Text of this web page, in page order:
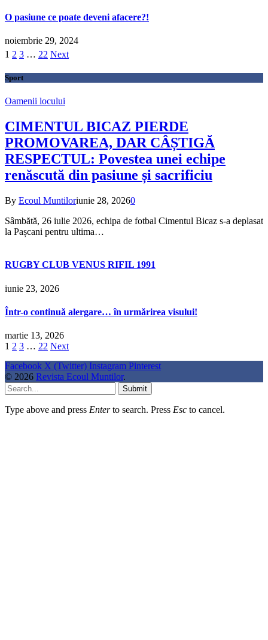
O pasiune ce poate deveni afacere?!
noiembrie 29, 2024
1 2 3 … 22 Next
Sport
Oamenii locului
CIMENTUL BICAZ PIERDE
PROMOVAREA, DAR CÂȘTIGĂ
RESPECTUL: Povestea unei echipe
renăscută din pasiune și sacrificiu
By Ecoul Muntiloriunie 28, 20260
Sâmbătă, 26 iulie 2026, echipa de fotbal Cimentul Bicaz s-a deplasat
la Pașcani pentru ultima…
RUGBY CLUB VENUS RIFIL 1991
iunie 23, 2026
Într-o continuă alergare… în urmărirea visului!
martie 13, 2026
1 2 3 … 22 Next
Facebook X (Twitter) Instagram Pinterest
© 2026 Revista Ecoul Muntilor.
Submit
Type above and press Enterto search. Press Esc to cancel.